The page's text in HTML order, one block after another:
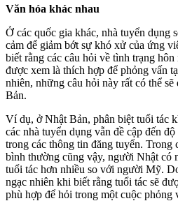
Văn hóa khác nhau
Ở các quốc gia khác, nhà tuyển dụng
cảm để giảm bớt sự khó xử của ứng
biết rằng các câu hỏi về tình trạng
được xem là thích hợp để phỏng vấn
nhiên, những câu hỏi này rất có thể
Bản.
Ví dụ, ở Nhật Bản, phân biệt tuổi tác
các nhà tuyển dụng vẫn đề cập đến
trong các thông tin đăng tuyển. Trong
bình thường cũng vậy, người Nhật có
tuổi tác hơn nhiều so với người Mỹ.
ngạc nhiên khi biết rằng tuổi tác sẽ
phù hợp để hỏi trong một cuộc phỏng